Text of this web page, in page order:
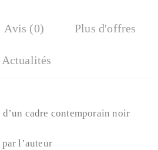
Avis (0) Plus d'offres
Actualités
d’un cadre contemporain noir
l’auteur